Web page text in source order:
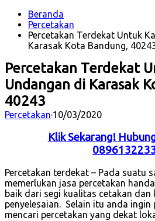
Beranda
Percetakan
Percetakan Terdekat Untuk
Karasak Kota Bandung,
Percetakan Terdekat
Undangan di Karasak
40243
Percetakan·10/03/2020
Klik Sekarang!
Percetakan terdekat – Pada suatu
memerlukan jasa percetakan
baik dari segi kualitas cetakan dan
penyelesaian. Selain itu anda ingin
mencari percetakan yang dekat